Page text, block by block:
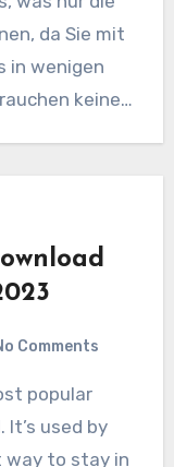
da Sie mit
in wenigen
keine…
Comments
used by
way to stay in